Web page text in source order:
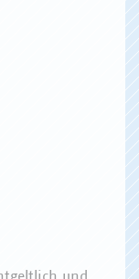
und